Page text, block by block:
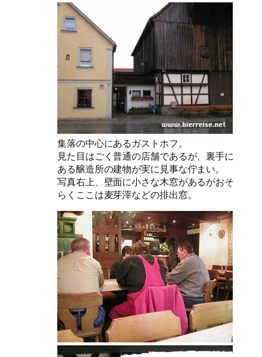
集落の中心にあるガストホフ。
見た目はごく普通の店舗であるが、裏手に
ある醸造所の建物が実に見事な佇まい。
写真右上、壁面に小さな木窓があるがおそ
らくここは麦芽滓などの排出窓。